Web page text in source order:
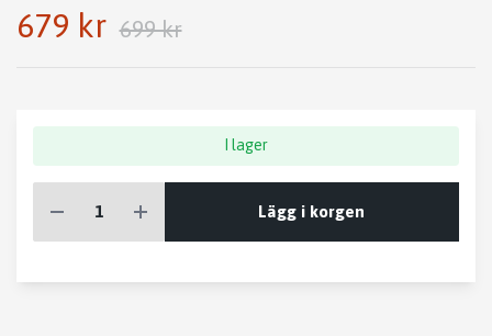
679 kr 699 kr
I lager
Lägg i korgen